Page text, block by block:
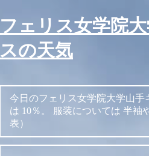
フェリス女学院
スの天気
今日のフェリス女学院大学山手
は 10％。 服装については 半袖
表）